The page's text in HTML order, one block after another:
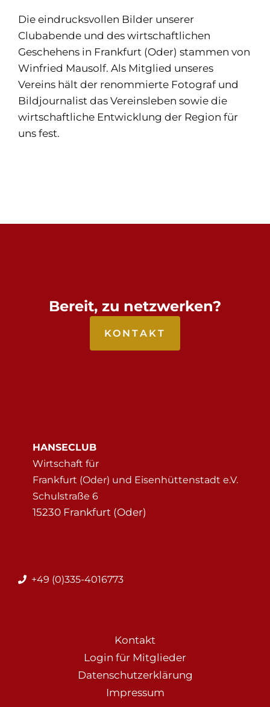
Die eindrucksvollen Bilder unserer
Clubabende und des wirtschaftlichen
Geschehens in Frankfurt (Oder) stammen von
Winfried Mausolf. Als Mitglied unseres
Vereins hält der renommierte Fotograf und
Bildjournalist das Vereinsleben sowie die
wirtschaftliche Entwicklung der Region für
uns fest.
Bereit, zu netzwerken?
KONTAKT
HANSECLUB
Wirtschaft für
Frankfurt (Oder) und Eisenhüttenstadt e.V.
Schulstraße 6
15230 Frankfurt (Oder)
+49 (0)335-4016773
Kontakt
Login für Mitglieder
Datenschutzerklärung
Impressum